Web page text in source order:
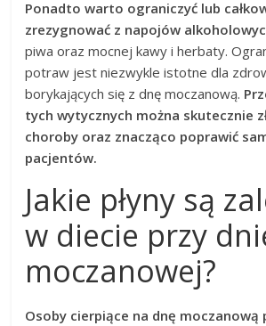
Ponadto warto ograniczyć lub
zrezygnować z napojów
piwa oraz mocnej kawy i herbaty.
potraw jest niezwykle istotne dla
borykających się z dnę moczanową.
tych wytycznych można skutecznie
choroby oraz znacząco poprawić
pacjentów.
Jakie płyny są
w diecie przy
moczanowej?
Osoby cierpiące na dnę moczanową